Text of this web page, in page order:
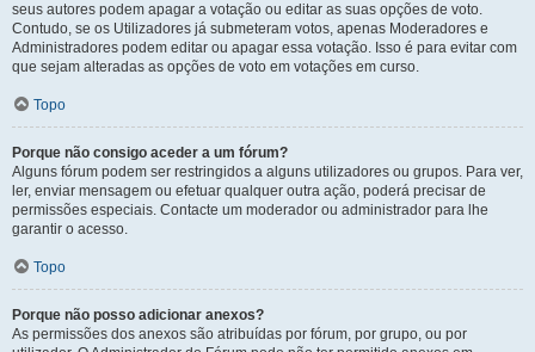
seus autores podem apagar a votação ou editar as suas opções de voto.
Contudo, se os Utilizadores já submeteram votos, apenas Moderadores e
Administradores podem editar ou apagar essa votação. Isso é para evitar com
que sejam alteradas as opções de voto em votações em curso.
Topo
Porque não consigo aceder a um fórum?
Alguns fórum podem ser restringidos a alguns utilizadores ou grupos. Para ver,
ler, enviar mensagem ou efetuar qualquer outra ação, poderá precisar de
permissões especiais. Contacte um moderador ou administrador para lhe
garantir o acesso.
Topo
Porque não posso adicionar anexos?
As permissões dos anexos são atribuídas por fórum, por grupo, ou por